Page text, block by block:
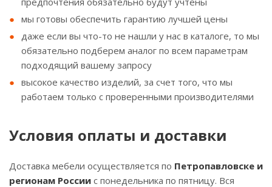
мы готовы обеспечить гарантию лучшей цены
даже если вы что-то не нашли у нас в каталоге, то мы
обязательно подберем аналог по всем параметрам
подходящий вашему запросу
высокое качество изделий, за счет того, что мы
работаем только с проверенными производителями
Условия оплаты и доставки
Доставка мебели осуществляется по Петропавловске и
регионам России с понедельника по пятницу. Вся